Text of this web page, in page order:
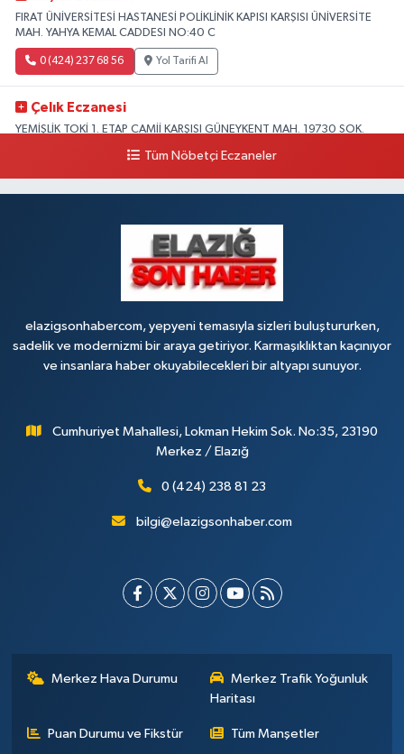
FIRAT ÜNİVERSİTESİ HASTANESİ POLİKLİNİK KAPISI KARŞISI ÜNİVERSİTE
MAH. YAHYA KEMAL CADDESI NO:40 C
0 (424) 237 68 56 Yol Tarifi Al
Çelık Eczanesi
YEMİŞLİK TOKİ 1. ETAP CAMİİ KARŞISI GÜNEYKENT MAH. 19730 SOK.
(HOZAT GARAJI OPET KARŞISI) 1. HARPUT CAD. SARISALTIK SOK NO:7 1
Yol Tarifi Al
Tüm Nöbetçi Eczaneler
elazigsonhabercom, yepyeni temasıyla sizleri buluştururken,
sadelik ve modernizmi bir araya getiriyor. Karmaşıklıktan kaçınıyor
ve insanlara haber okuyabilecekleri bir altyapı sunuyor.
Cumhuriyet Mahallesi, Lokman Hekim Sok. No:35, 23190
Merkez / Elazığ
0 (424) 238 81 23
bilgi@elazigsonhaber.com
Merkez Hava Durumu
Merkez Trafik Yoğunluk
Haritası
Puan Durumu ve Fikstür Tüm Manşetler